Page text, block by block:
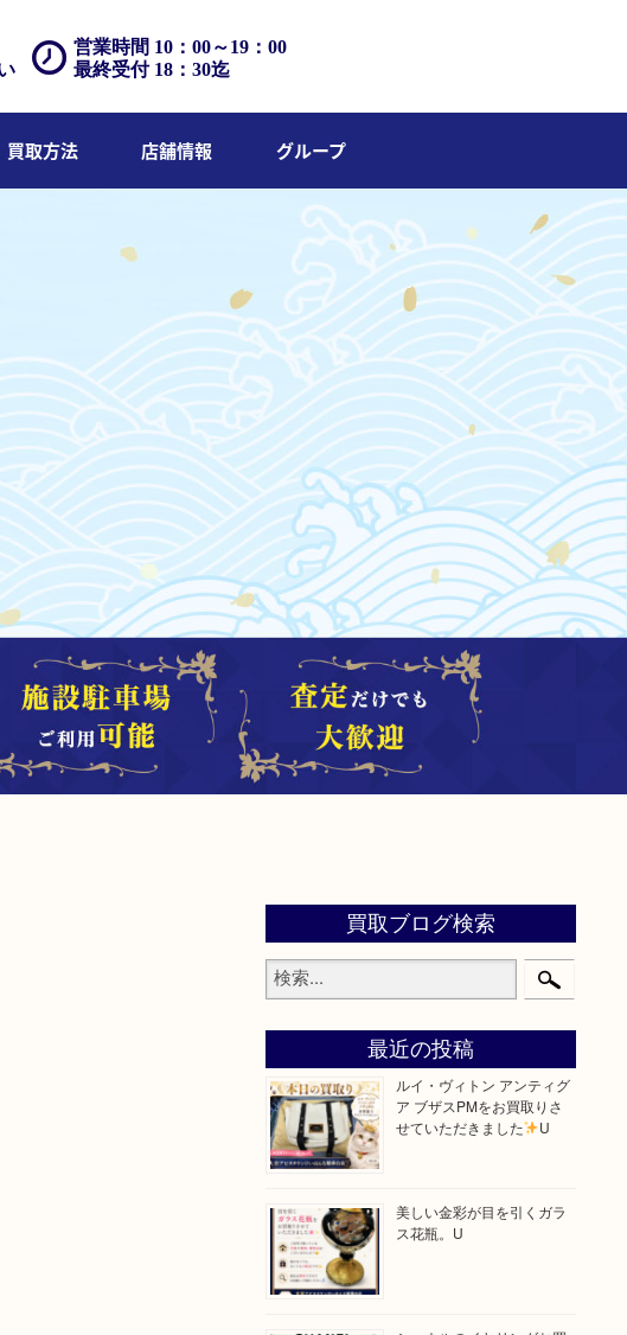
営業時間 10：00～19：00
最終受付 18：30迄
買取方法 店舗情報 グループ
買取ブログ検索
最近の投稿
ルイ・ヴィトン アンティグ
ア ブザスPMをお買取りさ
せていただきました
U
美しい金彩が目を引くガラ
ス花瓶。U